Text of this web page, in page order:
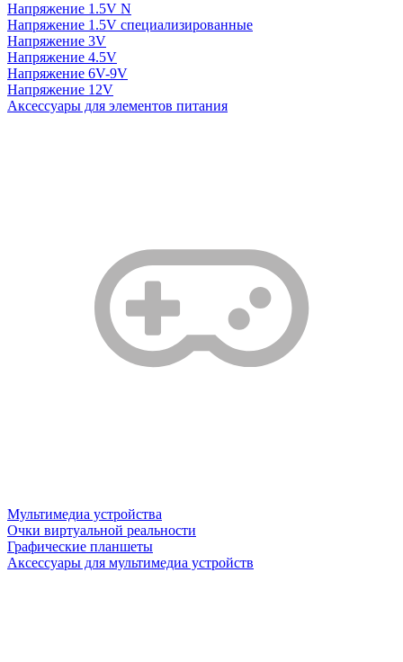
Напряжение 1.5V N
Напряжение 1.5V специализированные
Напряжение 3V
Напряжение 4.5V
Напряжение 6V-9V
Напряжение 12V
Аксессуары для элементов питания
Мультимедиа устройства
Очки виртуальной реальности
Графические планшеты
Аксессуары для мультимедиа устройств